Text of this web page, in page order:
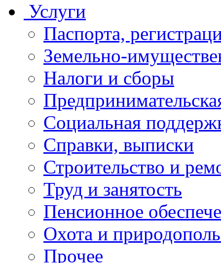
Услуги
Паспорта,
Земельно-
Налоги и сборы
Социальная
Справки, выписки
Строительство и
Труд и занятость
Пенсионное
Охота и
Прочее